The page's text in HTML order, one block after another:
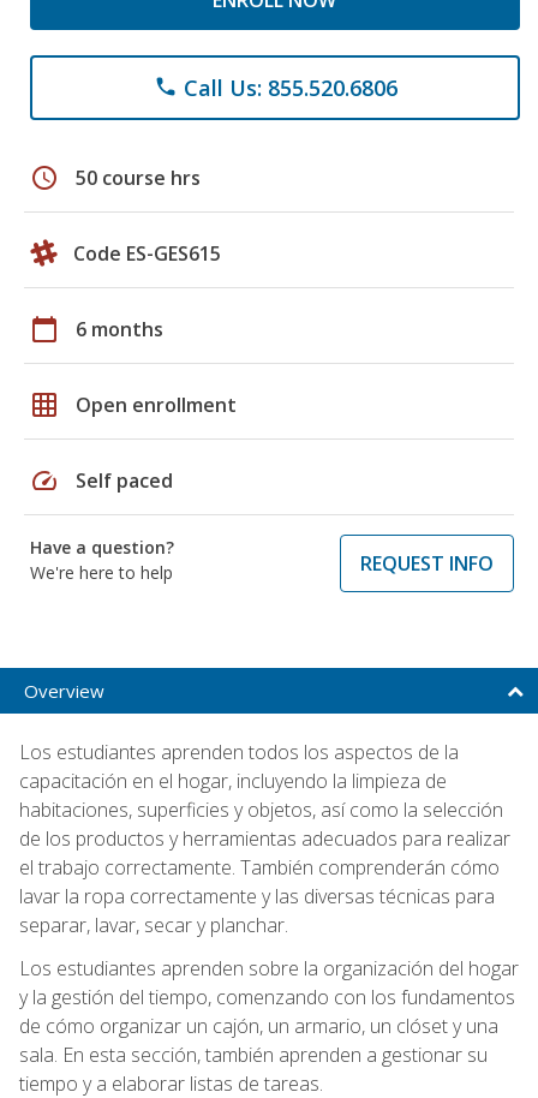
phone Call Us: 855.520.6806
schedule 50 course hrs
Code ES-GES615
calendar_today 6 months
grid_on Open enrollment
speed Self paced
Have a question?
We're here to help
REQUEST INFO
Overview
Los estudiantes aprenden todos los aspectos de la
capacitación en el hogar, incluyendo la limpieza de
habitaciones, superficies y objetos, así como la selección
de los productos y herramientas adecuados para realizar
el trabajo correctamente. También comprenderán cómo
lavar la ropa correctamente y las diversas técnicas para
separar, lavar, secar y planchar.
Los estudiantes aprenden sobre la organización del hogar
y la gestión del tiempo, comenzando con los fundamentos
de cómo organizar un cajón, un armario, un clóset y una
sala. En esta sección, también aprenden a gestionar su
tiempo y a elaborar listas de tareas.